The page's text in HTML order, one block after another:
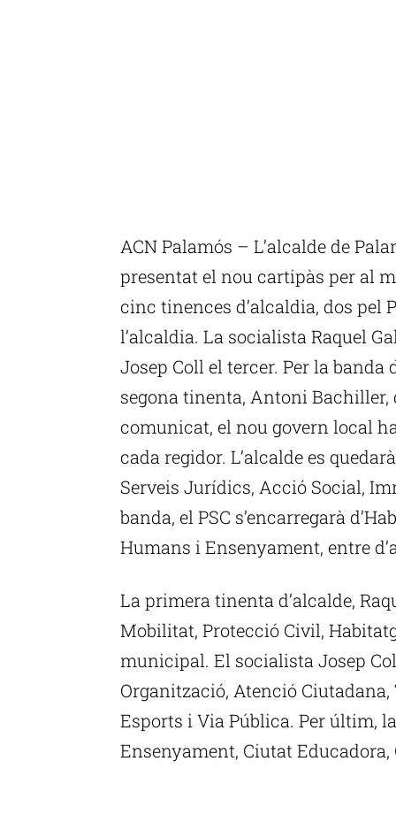
ACN Palamós – L’alcalde de
presentat el nou cartipàs per al
cinc tinences d’alcaldia, dos pel
l’alcaldia. La socialista Raquel
Josep Coll el tercer. Per la
segona tinenta, Antoni
comunicat, el nou govern local
cada regidor. L’alcalde es
Serveis Jurídics, Acció Social,
banda, el PSC s’encarregarà
Humans i Ensenyament, entre
La primera tinenta d’alcalde,
Mobilitat, Protecció Civil,
municipal. El socialista Josep
Organització, Atenció
Esports i Via Pública. Per últim,
Ensenyament, Ciutat